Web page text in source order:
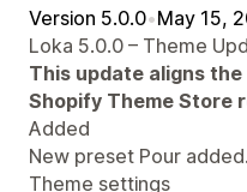
Version 5.0.0•May 15,
Loka 5.0.0 – Theme
This update aligns
Shopify Theme Store
Added
New preset Pour added.
Theme settings